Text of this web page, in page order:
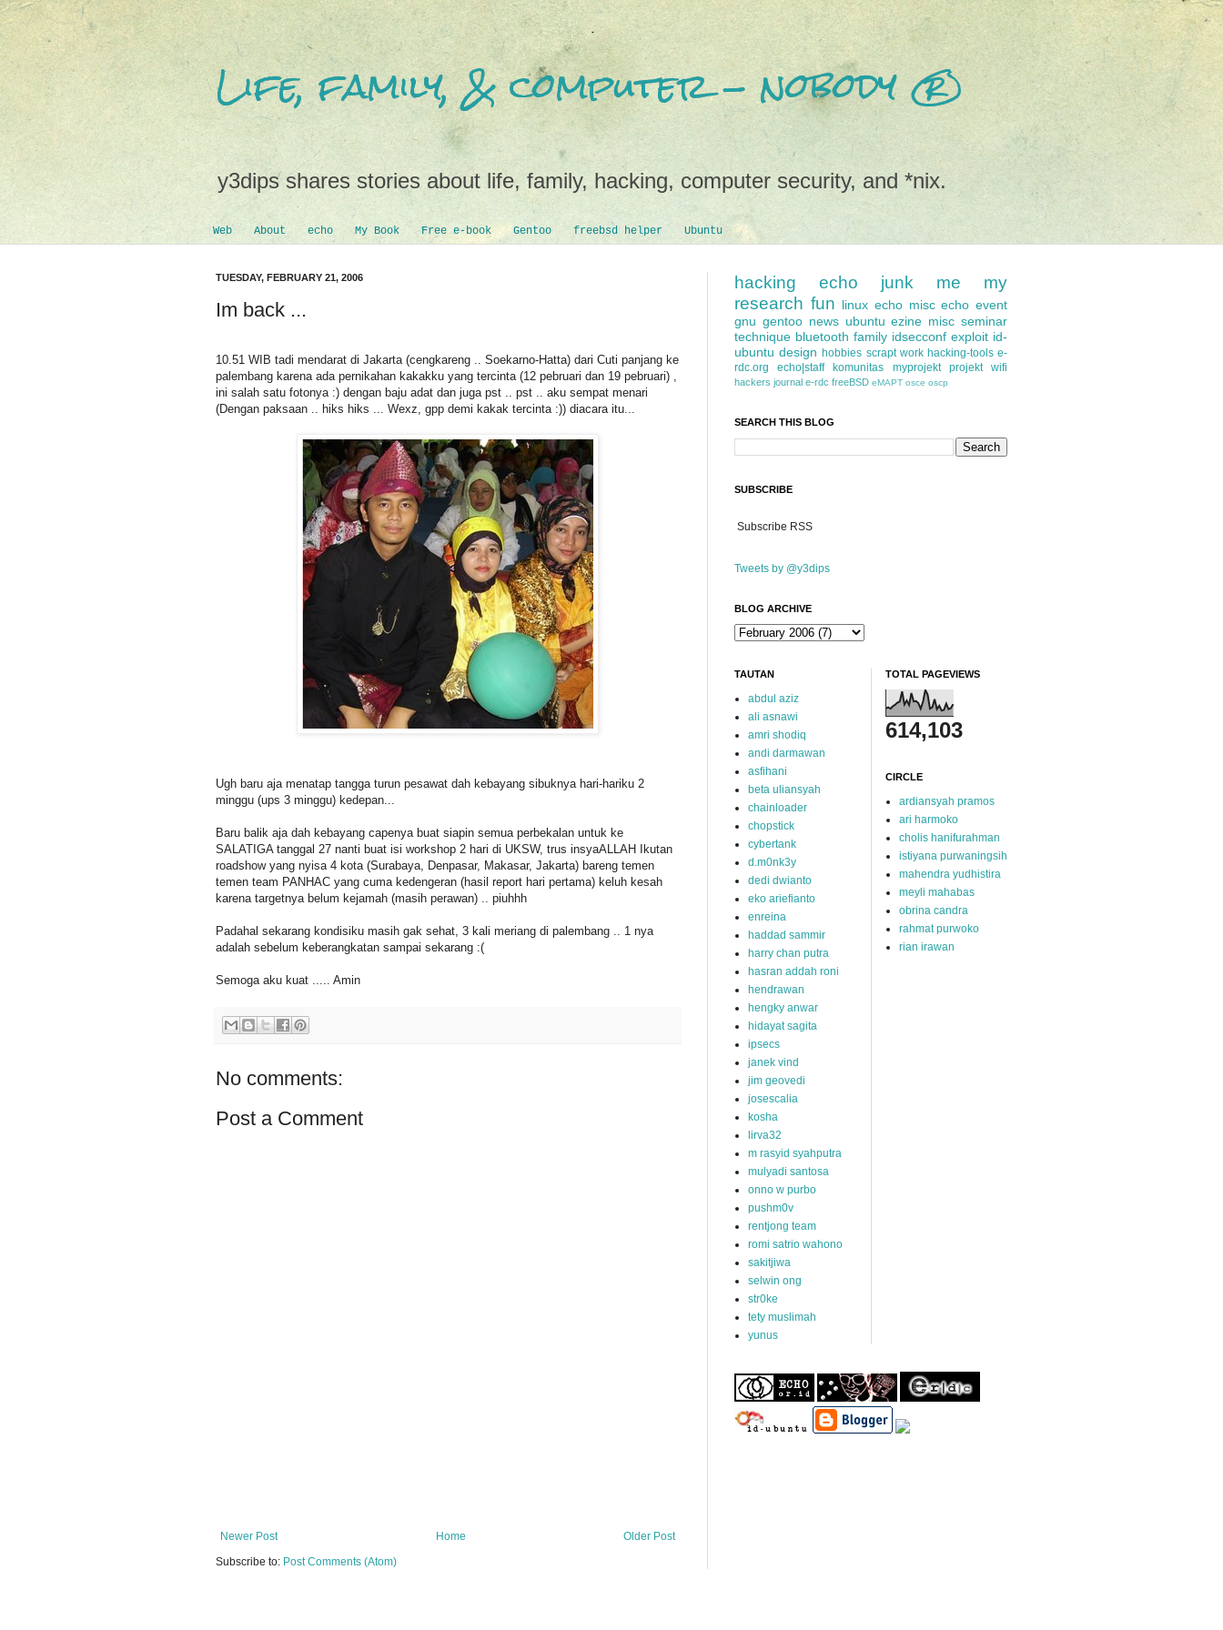
Life, family, & computer - nobody ®
y3dips shares stories about life, family, hacking, computer security, and *nix.
Web About echo My Book Free e-book Gentoo freebsd helper Ubuntu
TUESDAY, FEBRUARY 21, 2006
Im back ...
10.51 WIB tadi mendarat di Jakarta (cengkareng .. Soekarno-Hatta) dari Cuti panjang ke
palembang karena ada pernikahan kakakku yang tercinta (12 pebruari dan 19 pebruari) ,
ini salah satu fotonya :) dengan baju adat dan juga pst .. pst .. aku sempat menari
(Dengan paksaan .. hiks hiks ... Wexz, gpp demi kakak tercinta :)) diacara itu...
Ugh baru aja menatap tangga turun pesawat dah kebayang sibuknya hari-hariku 2
minggu (ups 3 minggu) kedepan...
Baru balik aja dah kebayang capenya buat siapin semua perbekalan untuk ke
SALATIGA tanggal 27 nanti buat isi workshop 2 hari di UKSW, trus insyaALLAH Ikutan
roadshow yang nyisa 4 kota (Surabaya, Denpasar, Makasar, Jakarta) bareng temen
temen team PANHAC yang cuma kedengeran (hasil report hari pertama) keluh kesah
karena targetnya belum kejamah (masih perawan) .. piuhhh
Padahal sekarang kondisiku masih gak sehat, 3 kali meriang di palembang .. 1 nya
adalah sebelum keberangkatan sampai sekarang :(
Semoga aku kuat ..... Amin
No comments:
Post a Comment
Newer Post Older Post
Home
Subscribe to: Post Comments (Atom)
hacking echo junk me
my
research fun linux echo misc echo event
gnu gentoo news ubuntu ezine misc seminar
technique bluetooth family idsecconf exploit id-
ubuntu design hobbies scrapt work hacking-tools e-
rdc.org
echo|staff komunitas myprojekt projekt wifi
hackers journal e-rdc freeBSD eMAPT osce oscp
SEARCH THIS BLOG
SUBSCRIBE
Subscribe RSS
Tweets by @y3dips
BLOG ARCHIVE
TAUTAN
abdul aziz
ali asnawi
amri shodiq
andi darmawan
asfihani
beta uliansyah
chainloader
chopstick
cybertank
d.m0nk3y
dedi dwianto
eko ariefianto
enreina
haddad sammir
harry chan putra
hasran addah roni
hendrawan
hengky anwar
hidayat sagita
ipsecs
janek vind
jim geovedi
josescalia
kosha
lirva32
m rasyid syahputra
mulyadi santosa
onno w purbo
pushm0v
rentjong team
romi satrio wahono
sakitjiwa
selwin ong
str0ke
tety muslimah
yunus
TOTAL PAGEVIEWS
614,103
CIRCLE
ardiansyah pramos
ari harmoko
cholis hanifurahman
istiyana purwaningsih
mahendra yudhistira
meyli mahabas
obrina candra
rahmat purwoko
rian irawan